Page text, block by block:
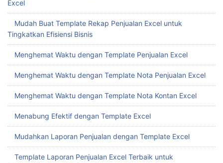
Excel
Mudah Buat Template Rekap Penjualan Excel untuk
Tingkatkan Efisiensi Bisnis
Menghemat Waktu dengan Template Penjualan Excel
Menghemat Waktu dengan Template Nota Penjualan Excel
Menghemat Waktu dengan Template Nota Kontan Excel
Menabung Efektif dengan Template Excel
Mudahkan Laporan Penjualan dengan Template Excel
Template Laporan Penjualan Excel Terbaik untuk